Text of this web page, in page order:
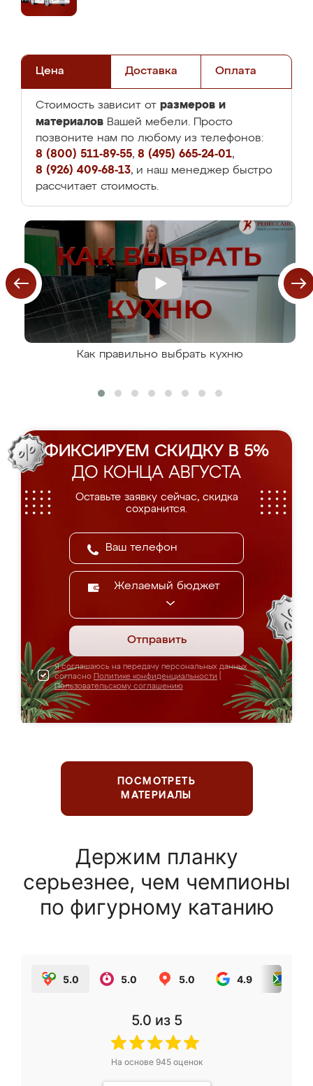
Цена Доставка Оплата
Стоимость зависит от размеров и
материалов Вашей мебели. Просто
позвоните нам по любому из телефонов:
8 (800) 511-89-55, 8 (495) 665-24-01,
8 (926) 409-68-13, и наш менеджер быстро
рассчитает стоимость.
Как правильно выбрать кухню
ФИКСИРУЕМ СКИДКУ В 5%
ДО КОНЦА АВГУСТА
Оставьте заявку сейчас, скидка
сохранится.
Желаемый бюджет
Отправить
Я соглашаюсь на передачу персональных данных
согласно Политике конфиденциальности
Пользовательскому соглашению
ПОСМОТРЕТЬ
МАТЕРИАЛЫ
Держим планку
серьезнее, чем чемпионы
по фигурному катанию
5.0 5.0 5.0 4.9
5.0 из 5
На основе 945оценок